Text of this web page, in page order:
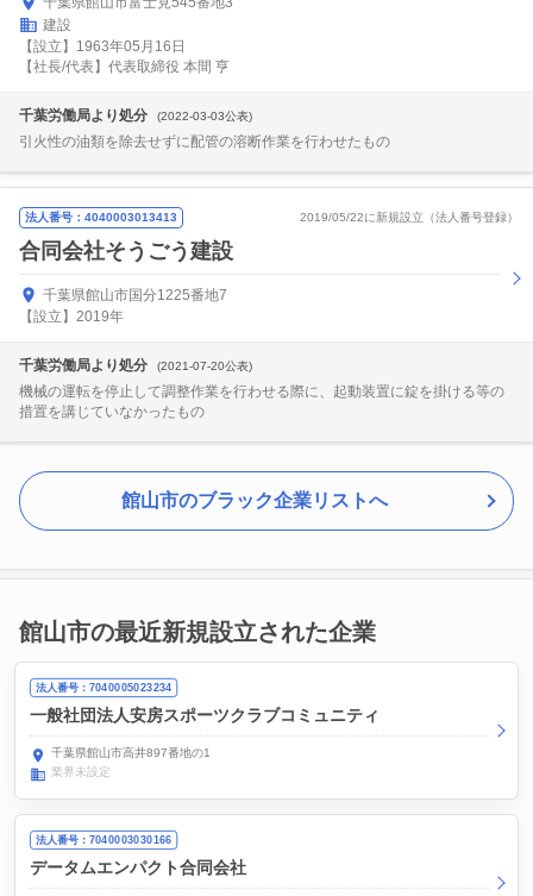
建設
【設立】1963年05月16日
【社長/代表】代表取締役 本間 亨
千葉労働局より処分 (2022-03-03公表)
引火性の油類を除去せずに配管の溶断作業を行わせたもの
法人番号：4040003013413 2019/05/22に新規設立（法人番号登録）
合同会社そうごう建設
千葉県館山市国分1225番地7
【設立】2019年
千葉労働局より処分 (2021-07-20公表)
機械の運転を停止して調整作業を行わせる際に、起動装置に錠を掛ける等の
措置を講じていなかったもの
館山市のブラック企業リストへ
館山市の最近新規設立された企業
法人番号：7040005023234
一般社団法人安房スポーツクラブコミュニティ
千葉県館山市高井897番地の1
業界未設定
法人番号：7040003030166
データムエンパクト合同会社